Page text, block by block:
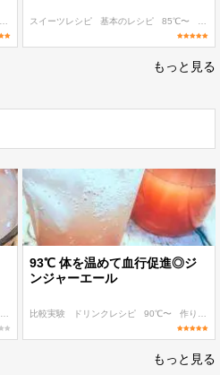
40℃〜 〜100 kcal
スイーツレシピ 基本のレシピ 85℃〜
もっと見る
ドリンクレシピ 低温調理 麹・発酵食レシピ
93℃ 体を温めて血行促進◎ジ
ンジャーエール
比較実験 ドリンクレシピ 90℃〜 作り置き
もっと見る